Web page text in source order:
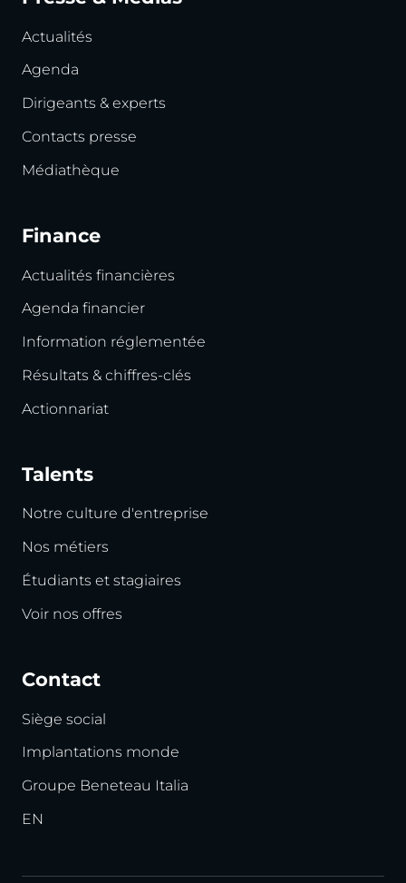
Actualités
Agenda
Dirigeants & experts
Contacts presse
Médiathèque
Finance
Actualités financières
Agenda financier
Information réglementée
Résultats & chiffres-clés
Actionnariat
Talents
Notre culture d'entreprise
Nos métiers
Étudiants et stagiaires
Voir nos offres
Contact
Siège social
Implantations monde
Groupe Beneteau Italia
EN